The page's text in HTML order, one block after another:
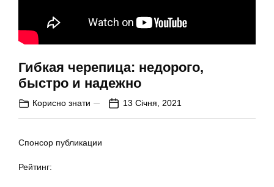
Гибкая черепица: недорого,
быстро и надежно
Корисно знати 13 Січня, 2021
Спонсор публикации
Рейтинг: